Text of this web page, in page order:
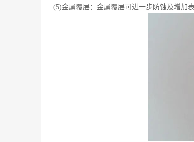
(5)金属覆层：金属覆层可进一步防蚀及增加